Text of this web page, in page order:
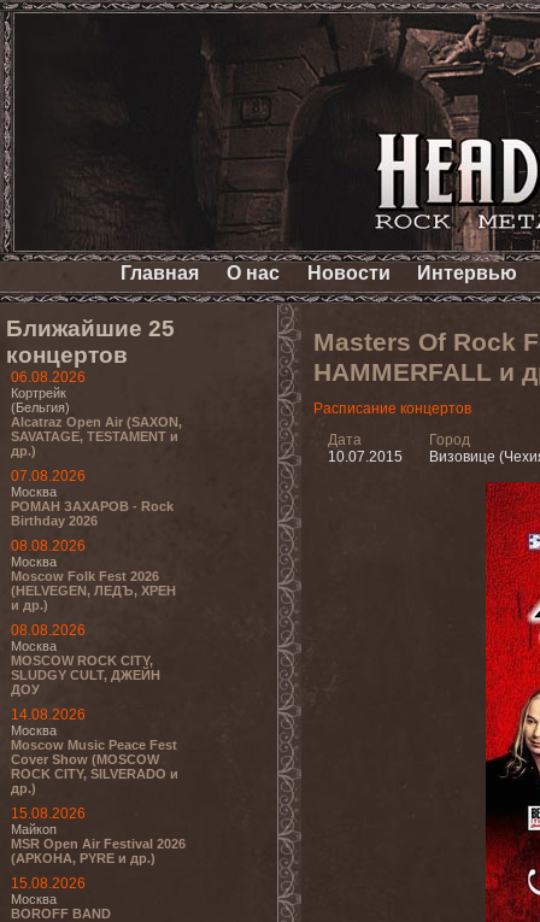
Главная О нас Новости Интервью
Ближайшие 25
концертов
06.08.2026
Кортрейк
(Бельгия)
Alcatraz Open Air (SAXON,
SAVATAGE, TESTAMENT и
др.)
07.08.2026
Москва
РОМАН ЗАХАРОВ - Rock
Birthday 2026
08.08.2026
Москва
Moscow Folk Fest 2026
(HELVEGEN, ЛЕДЪ, ХРЕН
и др.)
08.08.2026
Москва
MOSCOW ROCK CITY,
SLUDGY CULT, ДЖЕЙН
ДОУ
14.08.2026
Москва
Moscow Music Peace Fest
Cover Show (MOSCOW
ROCK CITY, SILVERADO и
др.)
15.08.2026
Майкоп
MSR Open Air Festival 2026
(АРКОНА, PYRE и др.)
15.08.2026
Москва
BOROFF BAND
Masters Of Rock
HAMMERFALL и
Расписание концертов
Дата
10.07.2015
Город
Визовице